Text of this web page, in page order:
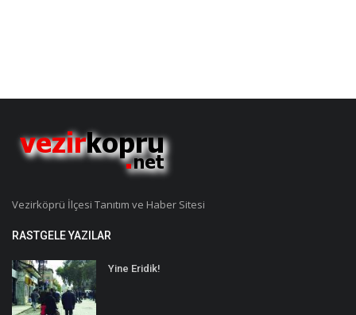
Vezirköprü İlçesi Tanıtım ve Haber Sitesi
RASTGELE YAZILAR
Yine Eridik!